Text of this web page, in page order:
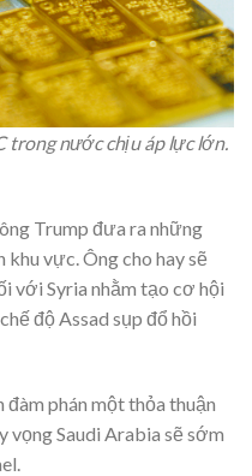
trong nước chịu áp lực lớn.
Trump đưa ra những
khu vực. Ông cho hay sẽ
với Syria nhằm tạo cơ hội
độ Assad sụp đổ hồi
phán một thỏa thuận
vọng Saudi Arabia sẽ sớm